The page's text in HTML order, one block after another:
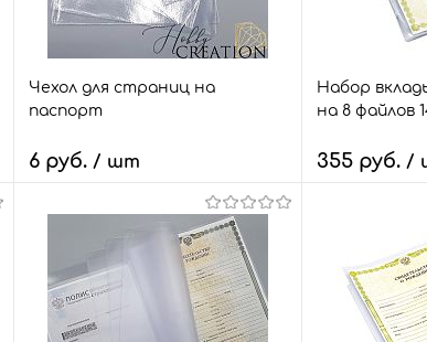
Чехол для страниц на
паспорт
6 руб. / шт
В корзину
Быстрый заказ
Сравнить
В избранное
54 шт.
Набор
на 8 файлов
355 руб. /
Быстрый
В избранное